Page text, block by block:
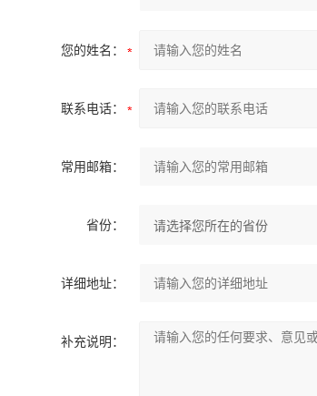
您的姓名：
联系电话：
常用邮箱：
省份：
详细地址：
补充说明：